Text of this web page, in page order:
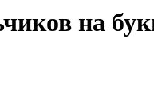
на